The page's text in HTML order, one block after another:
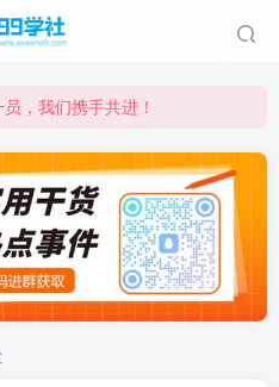
，我们携手共进！
，我们携手共进！
业教程、网络营销教程、自媒体短视频教程等，长期更新各大精品创业项目！